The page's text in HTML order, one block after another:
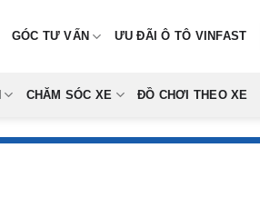
GÓC TƯ VẤN ƯU ĐÃI Ô TÔ VINFAST
CHĂM SÓC XE ĐỒ CHƠI THEO XE